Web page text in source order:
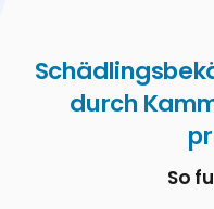
durch
So